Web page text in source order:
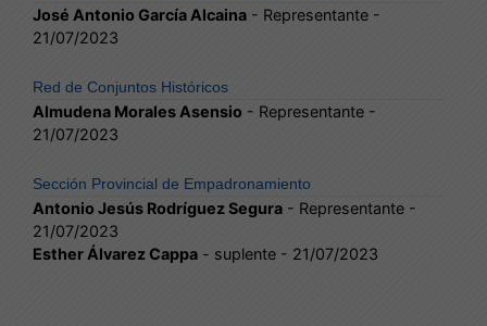
José Antonio García Alcaina - Representante -
21/07/2023
Red de Conjuntos Históricos
Almudena Morales Asensio - Representante -
21/07/2023
Sección Provincial de Empadronamiento
Antonio Jesús Rodríguez Segura - Representante -
21/07/2023
Esther Álvarez Cappa - suplente - 21/07/2023